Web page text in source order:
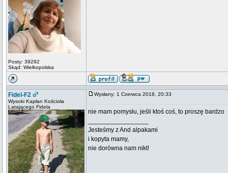
Posty: 39292
Skąd: Wielkopolska
Fidel-F2
Wysoki Kapłan Kościoła
Latającego Fidela
Wysłany: 1 Czerwca 2018, 20:33
nie mam pomysłu, jeśli ktoś coś, to proszę bardzo
Jesteśmy z And alpakami
i kopyta mamy,
nie dorówna nam nikt!